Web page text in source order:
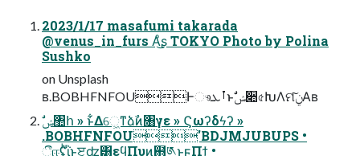
2023/1/17 masafumi takarada
@venus_in_furs Α͏ͦ͜ʂ TOKYO Photo by Polina
Sushko
on Unsplash
ʙ.BOBHFNFOUͰෳࡶܥͱࣗݾ૊৫ԽΛମݧ͠Α͏ʙ
.BOBHFNFOU'BDJMJUBUPS •
ීஈʢͪΐͬͱੲʣ͸εϥΠυͷ຋༁ͱ͔͕ϝΠϯ •